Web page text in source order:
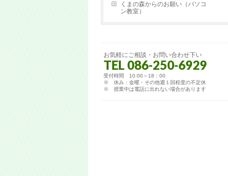
くまの森からのお願い（パソコ
ン教室）
お気軽にご相談・お問い合わせ下い
TEL 086-250-6929
受付時間 10:00～18：00
※ 休み：金曜・その他週１回程度の不定休
※ 授業中は電話に出れない場合があります